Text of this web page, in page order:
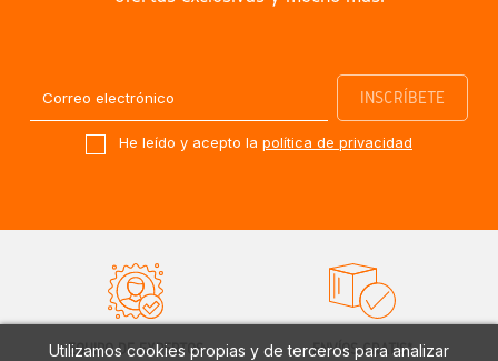
Utilizamos cookies propias y de terceros para analizar
He leído y acepto la política de privacidad
EQUIPO DE EXPERTOS ENVÍOS GRATIS*